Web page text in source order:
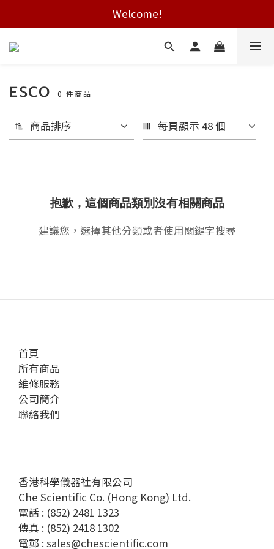
Free shipping on HK orders over $2000
Welcome!
Free shipping on HK orders over $2000
ESCO 0 件商品
商品排序 每頁顯示 48 個
抱歉，這個商品類別沒有相關商品
建議您，選擇其他分類或者使用關鍵字搜尋
首頁
所有商品
維修服務
公司簡介
聯絡我們
香港科學儀器社有限公司
Che Scientific Co. (Hong Kong) Ltd.
電話 : (852) 2481 1323
傳真 : (852) 2418 1302
電郵 : sales@chescientific.com